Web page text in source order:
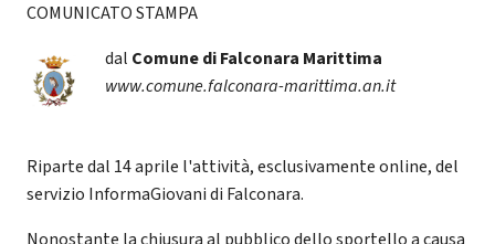
COMUNICATO STAMPA
dal Comune di Falconara Marittima
www.comune.falconara-marittima.an.it
Riparte dal 14 aprile l'attività, esclusivamente online, del
servizio InformaGiovani di Falconara.